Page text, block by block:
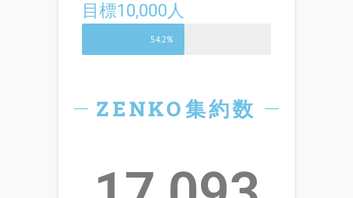
目標10,000人
54.2%
ZENKO集約数